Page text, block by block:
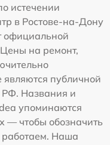
истечении
в Ростове-на-Дону
официальной
на ремонт,
публичной
РФ. Названия и
упоминаются
— чтобы обозначить
работаем. Наша